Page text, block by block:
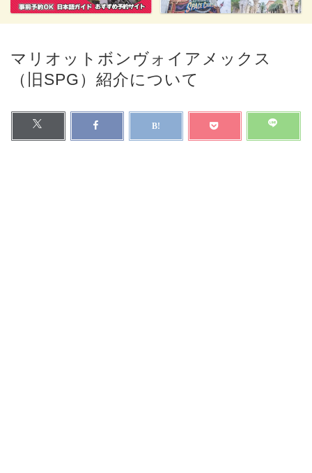
マリオットボンヴォイアメックス
（旧SPG）紹介について